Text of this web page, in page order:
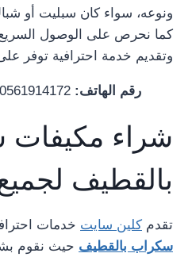
ونوعه، سواء كان سبليت أو
كما نحرص على الوصول السريع
وتقديم خدمة احترافية توفر
رقم الهاتف:
شراء
بالقطيف لجميع
تقدم كلين سايت خدمات
سكراب بالقطيف حيث نقوم